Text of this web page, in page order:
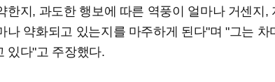
한지, 과도한 행보에 따른 역풍이 얼마나 거센지,
나 약화되고 있는지를 마주하게 된다"며 "그는 차
있다"고 주장했다.